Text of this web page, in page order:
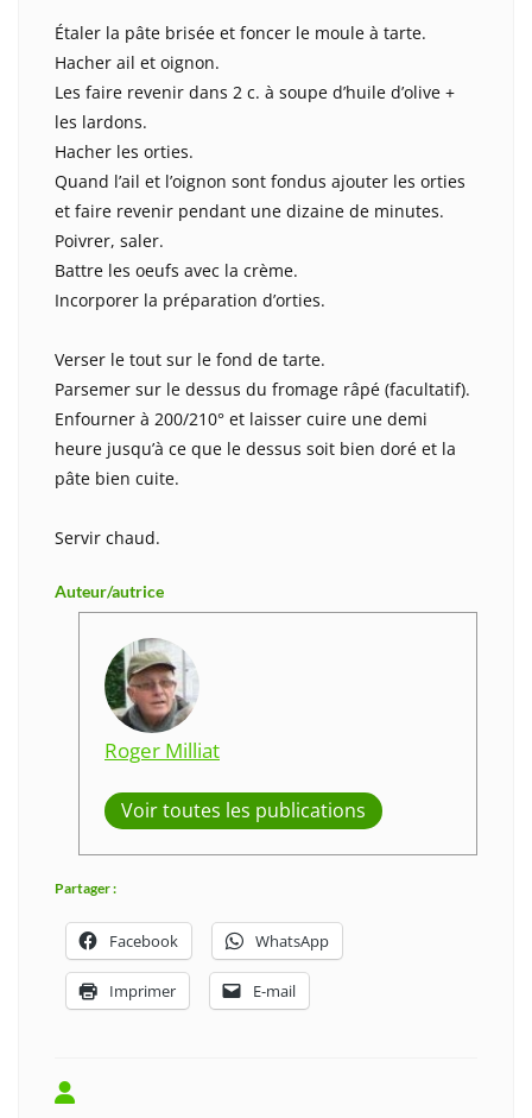
Étaler la pâte brisée et foncer le moule à tarte.
Hacher ail et oignon.
Les faire revenir dans 2 c. à soupe d’huile d’olive +
les lardons.
Hacher les orties.
Quand l’ail et l’oignon sont fondus ajouter les orties
et faire revenir pendant une dizaine de minutes.
Poivrer, saler.
Battre les oeufs avec la crème.
Incorporer la préparation d’orties.
Verser le tout sur le fond de tarte.
Parsemer sur le dessus du fromage râpé (facultatif).
Enfourner à 200/210° et laisser cuire une demi
heure jusqu’à ce que le dessus soit bien doré et la
pâte bien cuite.
Servir chaud.
Auteur/autrice
Roger Milliat
Voir toutes les publications
Partager :
Facebook WhatsApp
Imprimer E-mail